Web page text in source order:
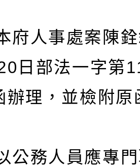
府人事處案陳
日部法一字第
辦理，並檢附原
公務人員應專